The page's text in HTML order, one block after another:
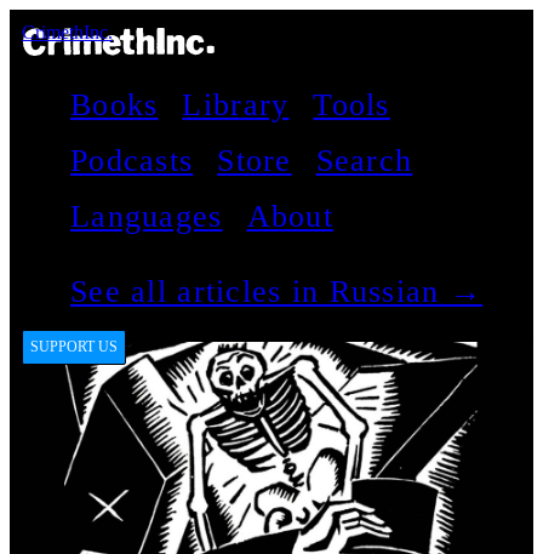
CrimethInc.
Books Library
Tools
Podcasts
Store
Search
Languages
About
See all articles in Russian →
SUPPORT US